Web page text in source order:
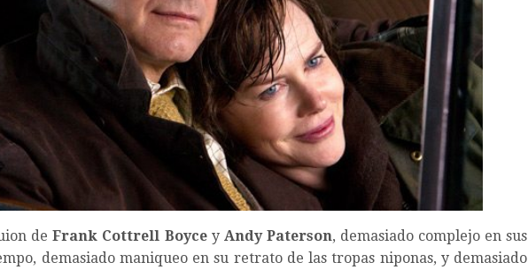
deFrank Cottrell Boycey Andy Paterson, demasiado complejo en sus
demasiado maniqueo en su retrato de las tropas niponas, y demasiado